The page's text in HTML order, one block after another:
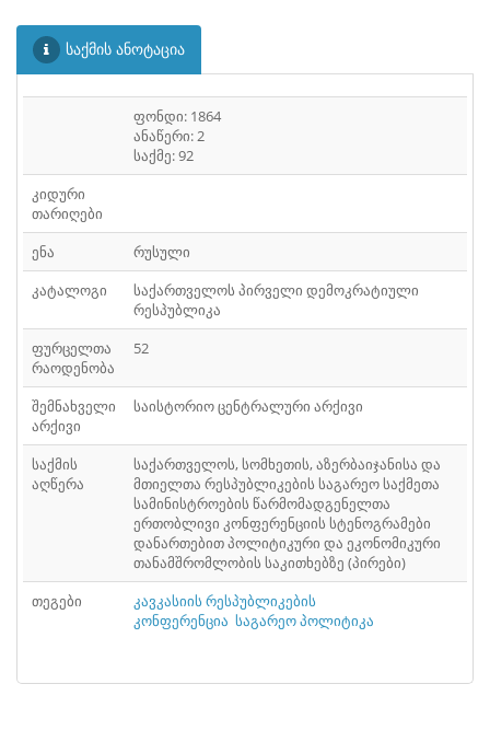
ᲤᲐᲘᲚᲘ
38
ᲤᲐᲘᲚᲘ
41
ᲤᲐᲘᲚᲘ 42
ᲤᲐᲘᲚᲘ
ᲤᲐᲘᲚᲘ 46
47
49
საქმის ანოტაცია
ფონდი: 1864
ანაწერი: 2
საქმე: 92
კიდური
თარიღები
ენა
რუსული
კატალოგი
საქართველოს პირველი დემოკრატიული
რესპუბლიკა
ფურცელთა
რაოდენობა
52
შემნახველი
არქივი
საისტორიო ცენტრალური არქივი
საქმის
აღწერა
საქართველოს, სომხეთის, აზერბაიჯანისა და
მთიელთა რესპუბლიკების საგარეო საქმეთა
სამინისტროების წარმომადგენელთა
ერთობლივი კონფერენციის სტენოგრამები
დანართებით პოლიტიკური და ეკონომიკური
თანამშრომლობის საკითხებზე (პირები)
თეგები
კავკასიის რესპუბლიკების
კონფერენცია საგარეო პოლიტიკა